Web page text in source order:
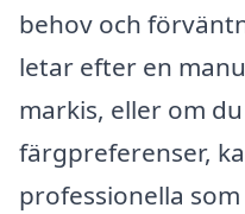
behov och
letar efter en
markis, eller om
färgpreferenser,
professionella